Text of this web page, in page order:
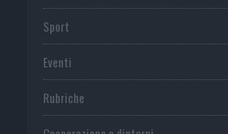
Sport
Eventi
Rubriche